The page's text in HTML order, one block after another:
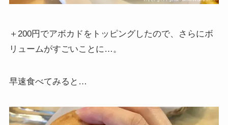
＋200円でアボカドをトッピングしたので、さらにボ
リュームがすごいことに…。
早速食べてみると…